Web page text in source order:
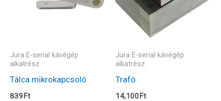
Jura E-serial kávégép
alkatrész
Tálca mikrokapcsoló
839Ft
Jura E-serial kávégép
alkatrész
Trafó
14,100Ft